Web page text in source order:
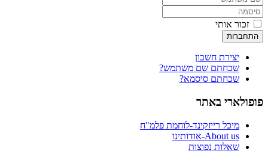
זכור אותי
התחברות
יצירת חשבון
שכחתם שם משתמש?
שכחתם סיסמא?
פופולארי באתר
מיכל רייזקינד-לוחמת פלמ"ח
About us-אודותינו
שאלות נפוצות